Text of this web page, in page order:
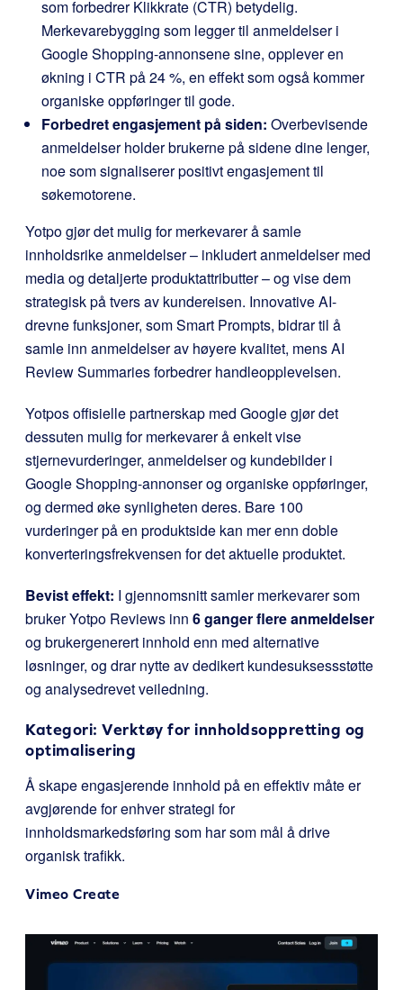
som forbedrer Klikkrate (CTR) betydelig.
Merkevarebygging som legger til anmeldelser i
Google Shopping-annonsene sine, opplever en
økning i CTR på 24 %, en effekt som også kommer
organiske oppføringer til gode.
Forbedret engasjement på siden: Overbevisende
anmeldelser holder brukerne på sidene dine lenger,
noe som signaliserer positivt engasjement til
søkemotorene.
Yotpo gjør det mulig for merkevarer å samle
innholdsrike anmeldelser – inkludert anmeldelser med
media og detaljerte produktattributter – og vise dem
strategisk på tvers av kundereisen. Innovative AI-
drevne funksjoner, som Smart Prompts, bidrar til å
samle inn anmeldelser av høyere kvalitet, mens AI
Review Summaries forbedrer handleopplevelsen.
Yotpos offisielle partnerskap med Google gjør det
dessuten mulig for merkevarer å enkelt vise
stjernevurderinger, anmeldelser og kundebilder i
Google Shopping-annonser og organiske oppføringer,
og dermed øke synligheten deres. Bare 100
vurderinger på en produktside kan mer enn doble
konverteringsfrekvensen for det aktuelle produktet.
Bevist effekt: I gjennomsnitt samler merkevarer som
bruker Yotpo Reviews inn 6 ganger flere anmeldelser
og brukergenerert innhold enn med alternative
løsninger, og drar nytte av dedikert kundesuksessstøtte
og analysedrevet veiledning.
Kategori: Verktøy for innholdsoppretting og
optimalisering
Å skape engasjerende innhold på en effektiv måte er
avgjørende for enhver strategi for
innholdsmarkedsføring som har som mål å drive
organisk trafikk.
Vimeo Create